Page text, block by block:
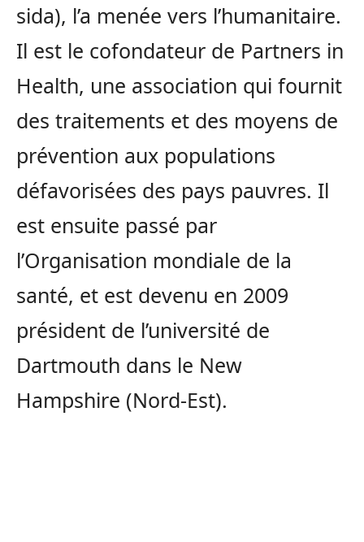
sida), l’a menée vers l’humanitaire.
Il est le cofondateur de Partners in
Health, une association qui fournit
des traitements et des moyens de
prévention aux populations
défavorisées des pays pauvres. Il
est ensuite passé par
l’Organisation mondiale de la
santé, et est devenu en 2009
président de l’université de
Dartmouth dans le New
Hampshire (Nord-Est).